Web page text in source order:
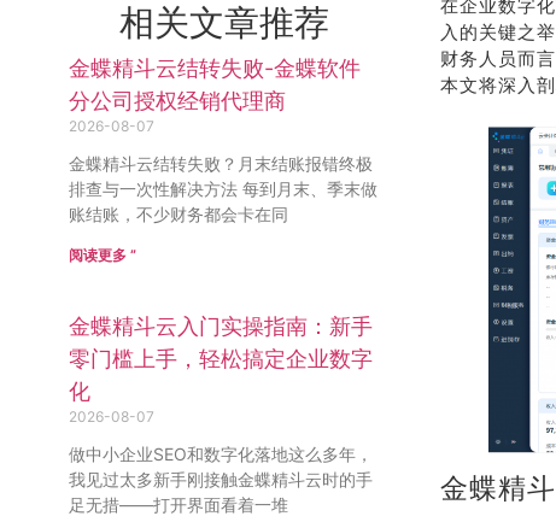
相关文章推荐
金蝶精斗云结转失败-金蝶软件
分公司授权经销代理商
2026-08-07
金蝶精斗云结转失败？月末结账报错终极
排查与一次性解决方法 每到月末、季末做
账结账，不少财务都会卡在同
阅读更多 ”
金蝶精斗云入门实操指南：新手
零门槛上手，轻松搞定企业数字
化
2026-08-07
做中小企业SEO和数字化落地这么多年，
我见过太多新手刚接触金蝶精斗云时的手
足无措——打开界面看着一堆
在企业数字
入的关键之
财务人员而
本文将深入
金蝶精